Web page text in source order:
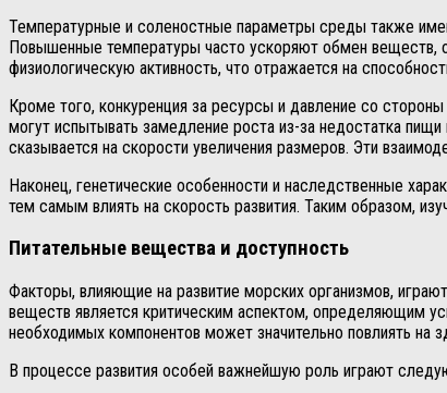
Температурные и соленостные параметры среды также
Повышенные температуры часто ускоряют обмен веществ,
физиологическую активность, что отражается на
Кроме того, конкуренция за ресурсы и давление со
могут испытывать замедление роста из-за недостатка
сказывается на скорости увеличения размеров. Эти
Наконец, генетические особенности и наследственные
тем самым влиять на скорость развития. Таким образом,
Питательные вещества и доступность
Факторы, влияющие на развитие морских организмов,
веществ является критическим аспектом, определяющим
необходимых компонентов может значительно повлиять на
В процессе развития особей важнейшую роль играют